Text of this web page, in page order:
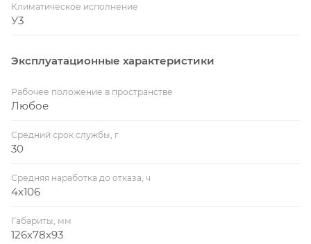
Климатическое исполнение
У3
Эксплуатационные характеристики
Рабочее положение в пространстве
Любое
Средний срок службы, г
30
Средняя наработка до отказа, ч
4х106
Габариты, мм
126х78х93